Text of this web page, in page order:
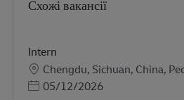
Схожі вакансії
Intern
Місцезнаходження
Chengdu, Sichuan, China,
Posted Date
05/12/2026